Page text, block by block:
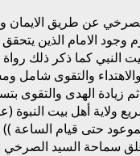
عن طريق الايمان
وجود الامام الذين يتحقق
النبي كما ذكر ذلك
والتقوى شامل
زيادة الهدى والتقوى
ولاية أهل بيت النبوة
حتى قيام الساعة ))
سماحة السيد الصرخي